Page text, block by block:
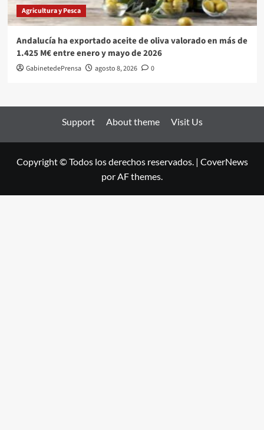
Agricultura y Pesca
Andalucía ha exportado aceite de oliva valorado en más de
1.425 M€ entre enero y mayo de 2026
GabinetedePrensa agosto 8, 2026 0
Support About theme Visit Us
Copyright © Todos los derechos reservados. | CoverNews
por AF themes.